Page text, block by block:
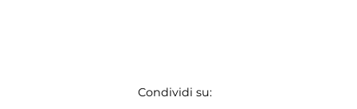
Condividi su: